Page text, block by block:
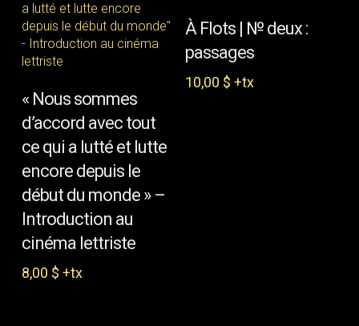
« Nous sommes
d’accord avec tout
ce qui a lutté et lutte
encore depuis le
début du monde » –
Introduction au
cinéma lettriste
8,00 $ +tx
À Flots | № deux :
passages
10,00 $ +tx